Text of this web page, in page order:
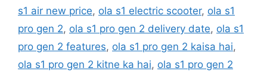
s1 air new price, ola s1 electric scooter, ola s1
pro gen 2, ola s1 pro gen 2 delivery date, ola s1
pro gen 2 features, ola s1 pro gen 2 kaisa hai,
ola s1 pro gen 2 kitne ka hai, ola s1 pro gen 2